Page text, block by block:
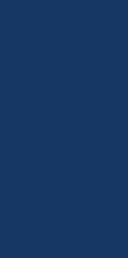
Ο Δρ
Το
Από το
Για
πώς
Καθώς
Τώρα